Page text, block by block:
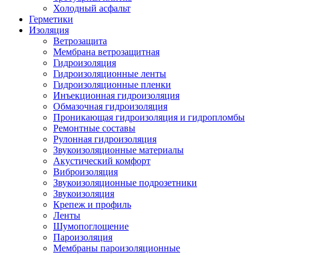
Холодный асфальт
Герметики
Изоляция
Ветрозащита
Мембрана ветрозащитная
Гидроизоляция
Гидроизоляционные ленты
Гидроизоляционные пленки
Инъекционная гидроизоляция
Обмазочная гидроизоляция
Проникающая гидроизоляция и гидропломбы
Ремонтные составы
Рулонная гидроизоляция
Звукоизоляционные материалы
Акустический комфорт
Виброизоляция
Звукоизоляционные подрозетники
Звукоизоляция
Крепеж и профиль
Ленты
Шумопоглощение
Пароизоляция
Мембраны пароизоляционные